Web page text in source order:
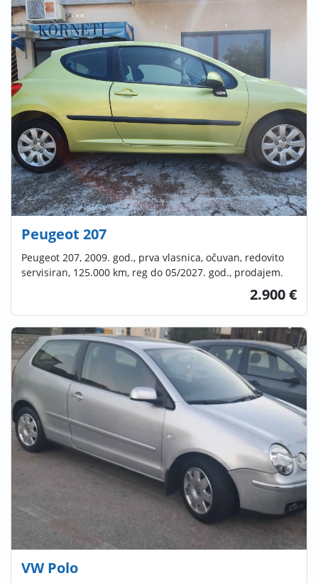
Peugeot 207
Peugeot 207, 2009. god., prva vlasnica, očuvan, redovito
servisiran, 125.000 km, reg do 05/2027. god., prodajem.
2.900 €
VW Polo